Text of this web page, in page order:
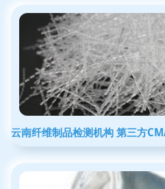
云南纤维制品检测机构 第三方